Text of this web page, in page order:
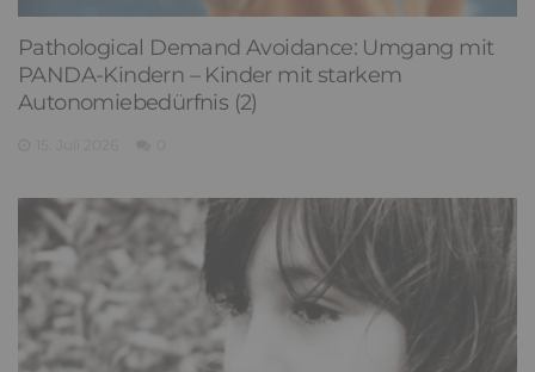
Pathological Demand Avoidance: Umgang mit
PANDA-Kindern – Kinder mit starkem
Autonomiebedürfnis (2)